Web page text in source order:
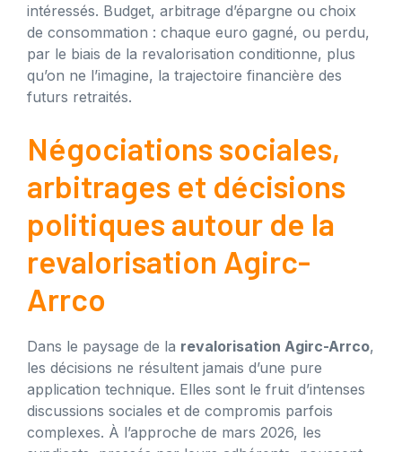
intéressés. Budget, arbitrage d’épargne ou choix
de consommation : chaque euro gagné, ou perdu,
par le biais de la revalorisation conditionne, plus
qu’on ne l’imagine, la trajectoire financière des
futurs retraités.
Négociations sociales,
arbitrages et décisions
politiques autour de la
revalorisation Agirc-
Arrco
Dans le paysage de la revalorisation Agirc-Arrco,
les décisions ne résultent jamais d’une pure
application technique. Elles sont le fruit d’intenses
discussions sociales et de compromis parfois
complexes. À l’approche de mars 2026, les